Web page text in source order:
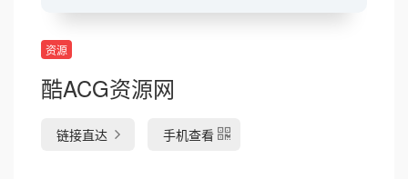
资源
酷ACG资源网
链接直达 手机查看